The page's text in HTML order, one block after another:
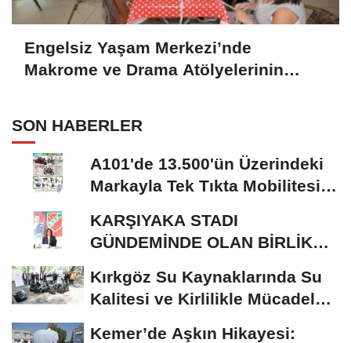
Engelsiz Yaşam Merkezi’nde
Makrome ve Drama Atölyelerinin
SON HABERLER
A101'de 13.500'ün Üzerindeki
Markayla Tek Tıkta Mobilitesi
KARŞIYAKA STADI
GÜNDEMİNDE OLAN BİRLİK
Kırkgöz Su Kaynaklarında Su
Kalitesi ve Kirlilikle Mücadele:
Kemer’de Aşkın Hikayesi: